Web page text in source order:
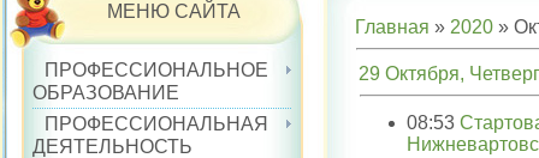
МЕНЮ САЙТА
ПРОФЕССИОНАЛЬНОЕ
ОБРАЗОВАНИЕ
ПРОФЕССИОНАЛЬНАЯ
ДЕЯТЕЛЬНОСТЬ
Главная » 2020 »
29 Октября,
08:53